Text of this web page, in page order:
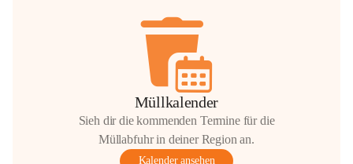
Müllkalender
Sieh dir die kommenden Termine für die
Müllabfuhr in deiner Region an.
Kalender ansehen